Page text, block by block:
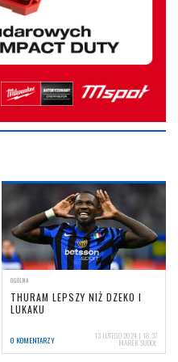
OGÓLNA
THURAM LEPSZY NIŻ DZEKO I
LUKAKU
0 KOMENTARZY 13 LUTEGO 2024 | 18:37
MAREK SUDOŁ